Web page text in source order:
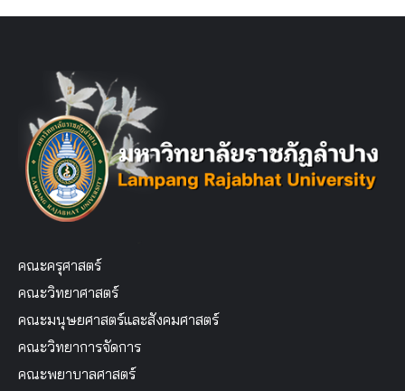
คณะครุศาสตร์
คณะวิทยาศาสตร์
คณะมนุษยศาสตร์และสังคมศาสตร์
คณะวิทยาการจัดการ
คณะพยาบาลศาสตร์